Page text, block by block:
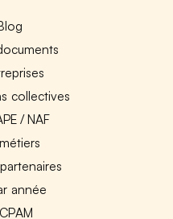
collectives
/ NAF
année